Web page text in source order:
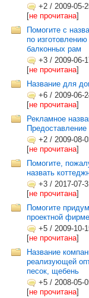
+2 / 2009-05-
[не прочитана]
Помогите с
по
балконных рам
+3 / 2009-06-
[не прочитана]
Название для
+6 / 2009-06-
[не прочитана]
Рекламное
Предоставление
+2 / 2009-08-
[не прочитана]
Помогите,
назвать
+3 / 2017-07-
[не прочитана]
Помогите
проектной
+5 / 2009-10-
[не прочитана]
Название
реализующей
песок, щебень
+5 / 2008-05-
[не прочитана]